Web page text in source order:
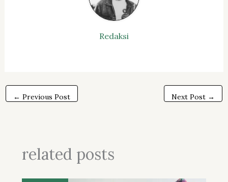
Redaksi
← Previous Post Next Post →
related posts